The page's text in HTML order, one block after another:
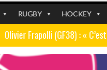
RUGBY HOCKEY
Olivier Frapolli (GF38) : «
Christophe Pélissier (ex AJ
FOOTBALL